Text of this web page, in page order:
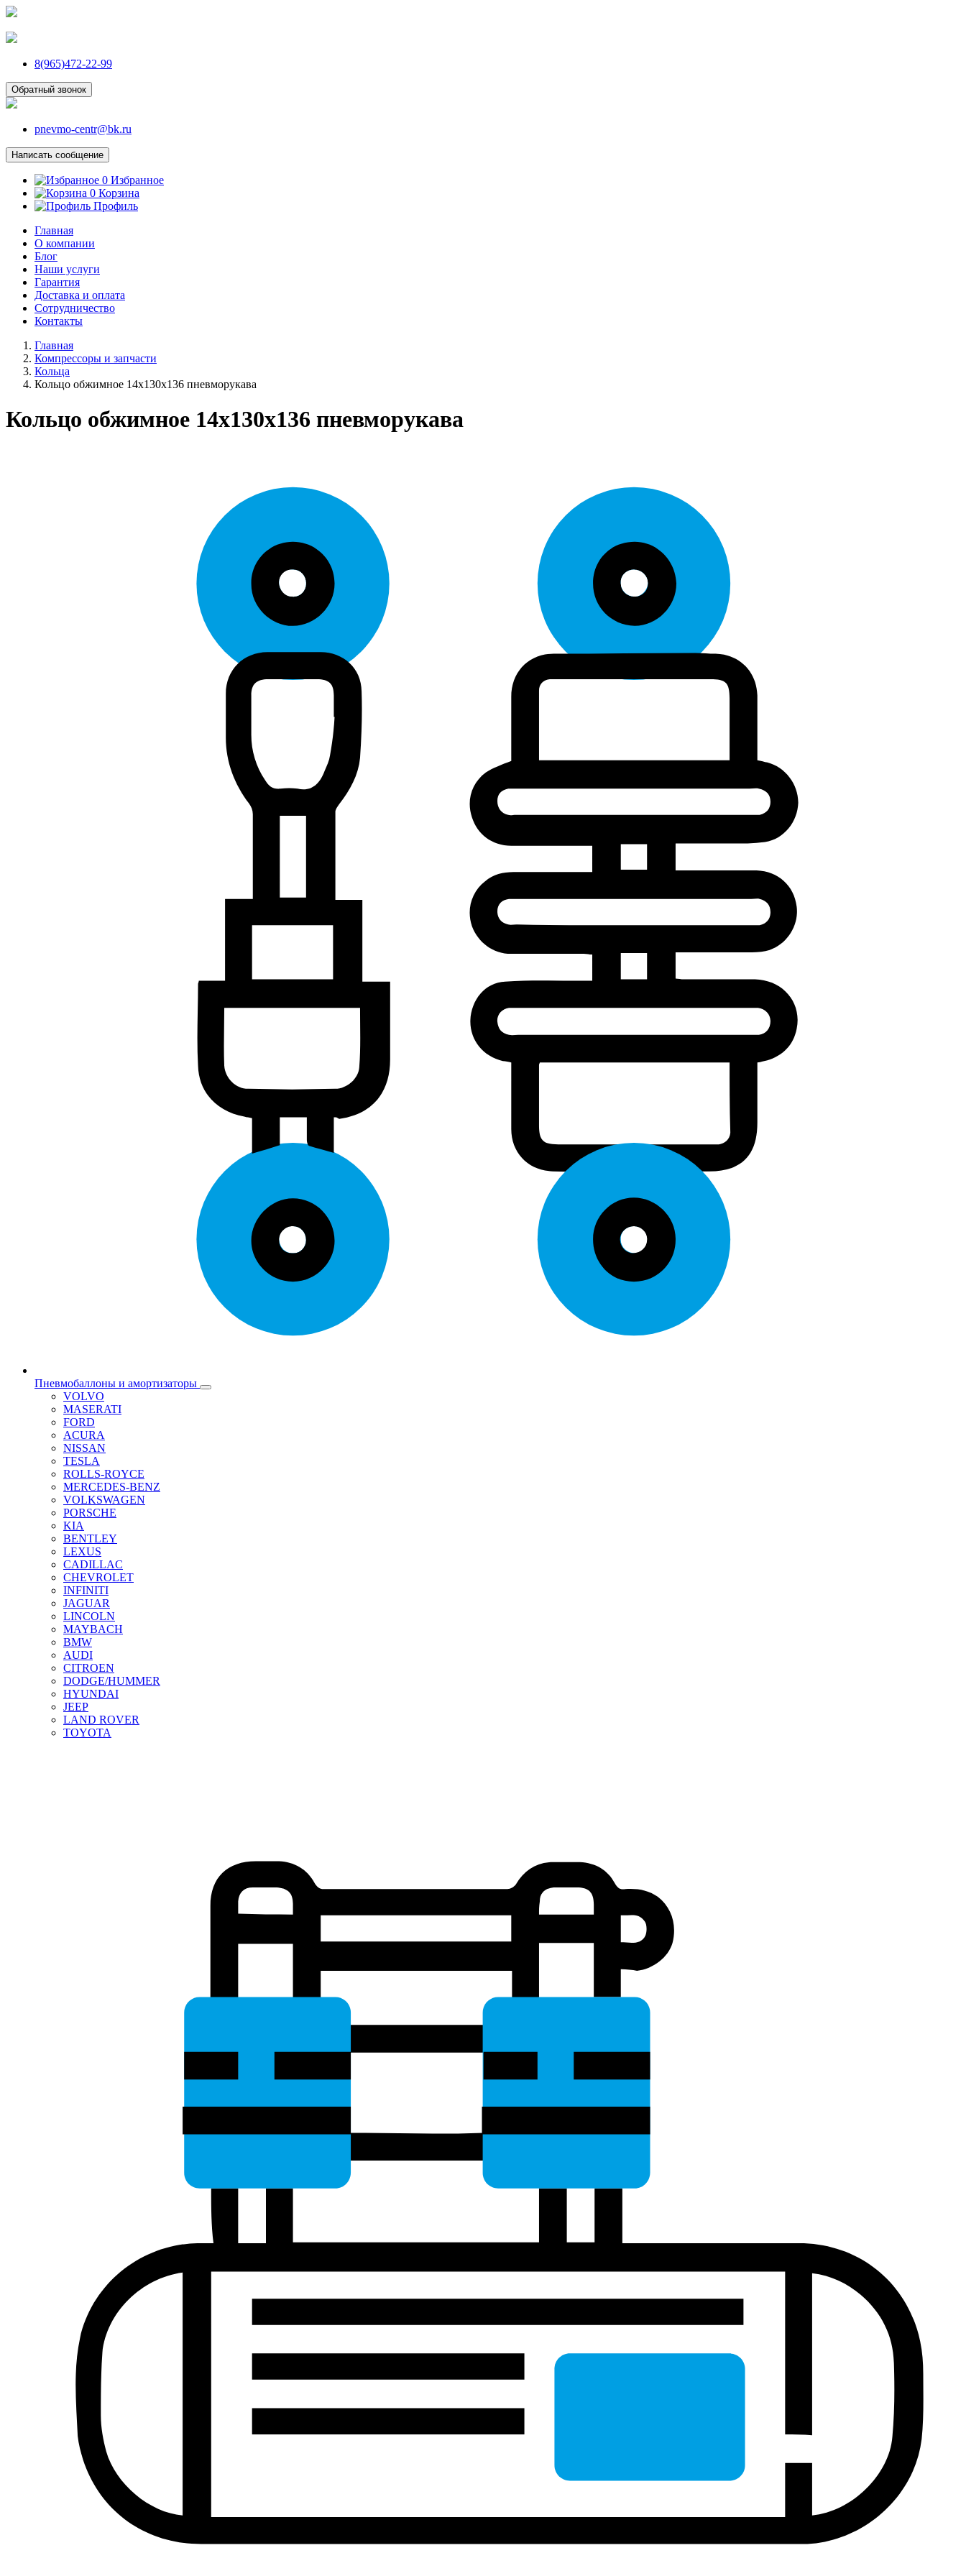
8(965)472-22-99
Обратный звонок
pnevmo-centr@bk.ru
Написать сообщение
0 Избранное
0 Корзина
Профиль
Главная
О компании
Блог
Наши услуги
Гарантия
Доставка и оплата
Сотрудничество
Контакты
Главная
Компрессоры и запчасти
Кольца
Кольцо обжимное 14х130х136 пневморукава
Кольцо обжимное 14х130х136 пневморукава
Пневмобаллоны и амортизаторы
VOLVO
MASERATI
FORD
ACURA
NISSAN
TESLA
ROLLS-ROYCE
MERCEDES-BENZ
VOLKSWAGEN
PORSCHE
KIA
BENTLEY
LEXUS
CADILLAC
CHEVROLET
INFINITI
JAGUAR
LINCOLN
MAYBACH
BMW
AUDI
CITROEN
DODGE/HUMMER
HYUNDAI
JEEP
LAND ROVER
TOYOTA